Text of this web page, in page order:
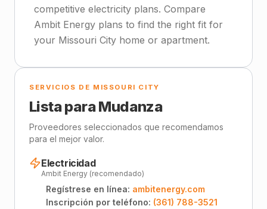
competitive electricity plans. Compare
Ambit Energy plans to find the right fit for
your Missouri City home or apartment.
SERVICIOS DE MISSOURI CITY
Lista para Mudanza
Proveedores seleccionados que recomendamos
para el mejor valor.
Electricidad
Ambit Energy (recomendado)
Regístrese en línea: ambitenergy.com
Inscripción por teléfono: (361) 788-3521